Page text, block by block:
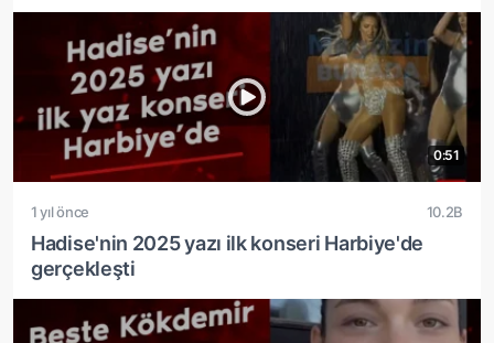
0:51
1 yıl önce 10.2B
Hadise'nin 2025 yazı ilk konseri Harbiye'de
gerçekleşti